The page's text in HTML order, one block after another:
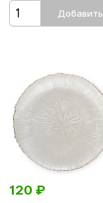
Добавить
120 ₽